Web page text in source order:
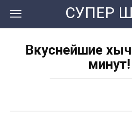
контенту
СУПЕР
Вкуснейшие
минут!